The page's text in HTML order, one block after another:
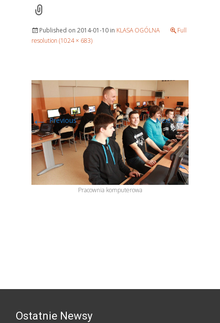
Published on 2014-01-10 in KLASA OGÓLNA
Full
resolution (1024 × 683)
←Previous Next→
Pracownia komputerowa
Ostatnie Newsy